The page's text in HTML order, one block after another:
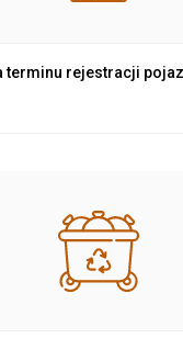
terminu rejestracji